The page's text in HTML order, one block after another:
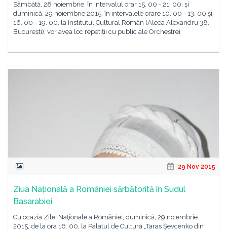
Sâmbătă, 28 noiembrie, în intervalul orar 15. 00 - 21. 00, și
duminică, 29 noiembrie 2015, în intervalele orare 10. 00 - 13. 00 și
16. 00 - 19. 00, la Institutul Cultural Român (Aleea Alexandru 38,
București), vor avea loc repetiții cu public ale Orchestrei
29 Nov 2015
Ziua Națională a României sărbătorită în Sudul
Basarabiei
Cu ocazia Zilei Naţionale a României, duminică, 29 noiembrie
2015, de la ora 16. 00, la Palatul de Cultură „Taras Șevcenko din